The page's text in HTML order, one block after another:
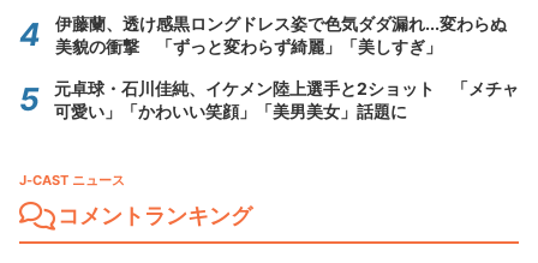
伊藤蘭、透け感黒ロングドレス姿で色気ダダ漏れ...変わらぬ
美貌の衝撃 「ずっと変わらず綺麗」「美しすぎ」
元卓球・石川佳純、イケメン陸上選手と2ショット 「メチャ
可愛い」「かわいい笑顔」「美男美女」話題に
J-CAST ニュース
コメントランキング